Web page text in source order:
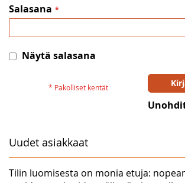
Salasana
Näytä salasana
Uudet asiakkaat
Tilin luomisesta on monia etuja: